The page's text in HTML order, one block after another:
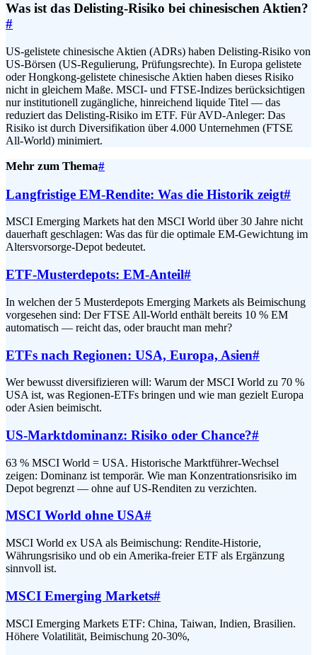
Was ist das Delisting-Risiko bei chinesischen Aktien?
#
US-gelistete chinesische Aktien (ADRs) haben Delisting-Risiko von
US-Börsen (US-Regulierung, Prüfungsrechte). In Europa gelistete
oder Hongkong-gelistete chinesische Aktien haben dieses Risiko
nicht in gleichem Maße. MSCI- und FTSE-Indizes berücksichtigen
nur institutionell zugängliche, hinreichend liquide Titel — das
reduziert das Delisting-Risiko im ETF. Für AVD-Anleger: Das
Risiko ist durch Diversifikation über 4.000 Unternehmen (FTSE
All-World) minimiert.
Mehr zum Thema#
Langfristige EM-Rendite: Was die Historik zeigt#
MSCI Emerging Markets hat den MSCI World über 30 Jahre nicht
dauerhaft geschlagen: Was das für die optimale EM-Gewichtung im
Altersvorsorge-Depot bedeutet.
ETF-Musterdepots: EM-Anteil#
In welchen der 5 Musterdepots Emerging Markets als Beimischung
vorgesehen sind: Der FTSE All-World enthält bereits 10 % EM
automatisch — reicht das, oder braucht man mehr?
ETFs nach Regionen: USA, Europa, Asien#
Wer bewusst diversifizieren will: Warum der MSCI World zu 70 %
USA ist, was Regionen-ETFs bringen und wie man gezielt Europa
oder Asien beimischt.
US-Marktdominanz: Risiko oder Chance?#
63 % MSCI World = USA. Historische Marktführer-Wechsel
zeigen: Dominanz ist temporär. Wie man Konzentrationsrisiko im
Depot begrenzt — ohne auf US-Renditen zu verzichten.
MSCI World ohne USA#
MSCI World ex USA als Beimischung: Rendite-Historie,
Währungsrisiko und ob ein Amerika-freier ETF als Ergänzung
sinnvoll ist.
MSCI Emerging Markets#
MSCI Emerging Markets ETF: China, Taiwan, Indien, Brasilien.
Höhere Volatilität, Beimischung 20-30%,